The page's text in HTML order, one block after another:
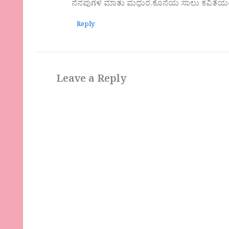
ನೆನಪುಗಳ ಮಾತು ಮಧುರ.ಕೊನೆಯ ಸಾಲು
Reply
Leave a Reply